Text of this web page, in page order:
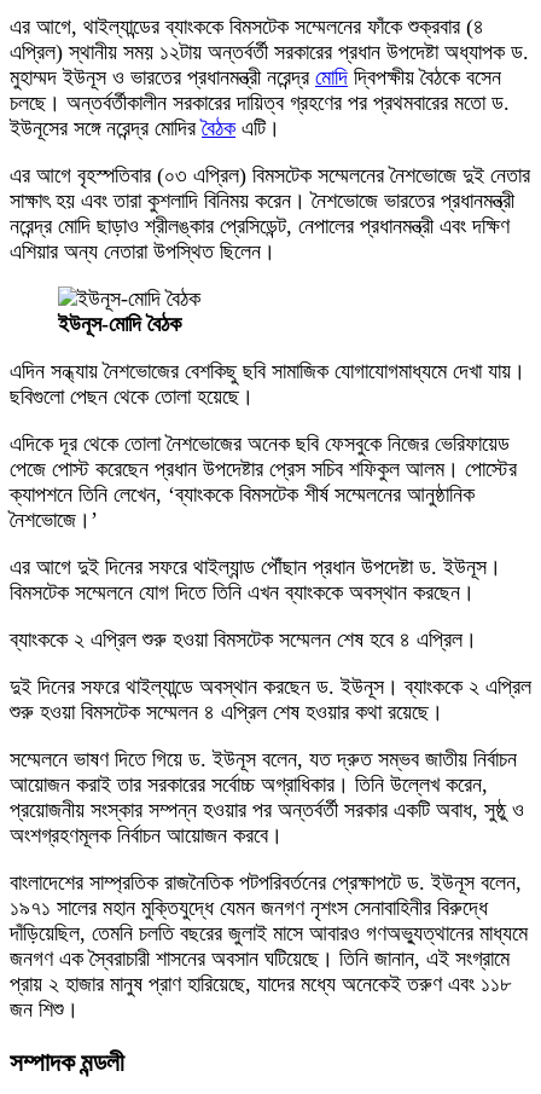
এর আগে, থাইল্যান্ডের ব্যাংককে বিমসটেক সম্মেলনের ফাঁকে শুক্রবার (৪
এপ্রিল) স্থানীয় সময় ১২টায় অন্তর্বর্তী সরকারের প্রধান উপদেষ্টা অধ্যাপক ড.
মুহাম্মদ ইউনূস ও ভারতের প্রধানমন্ত্রী নরেন্দ্র মোদি দ্বিপক্ষীয় বৈঠকে বসেন
চলছে। অন্তর্বর্তীকালীন সরকারের দায়িত্ব গ্রহণের পর প্রথমবারের মতো ড.
ইউনূসের সঙ্গে নরেন্দ্র মোদিরবৈঠকএটি।
এর আগে বৃহস্পতিবার (০৩ এপ্রিল) বিমসটেক সম্মেলনের নৈশভোজে দুই নেতার
সাক্ষাৎ হয় এবং তারা কুশলাদি বিনিময় করেন। নৈশভোজে ভারতের প্রধানমন্ত্রী
নরেন্দ্র মোদি ছাড়াও শ্রীলঙ্কার প্রেসিডেন্ট, নেপালের প্রধানমন্ত্রী এবং দক্ষিণ
এশিয়ার অন্য নেতারা উপস্থিত ছিলেন।
ইউনূস-মোদি বৈঠক
এদিন সন্ধ্যায় নৈশভোজের বেশকিছু ছবি সামাজিক যোগাযোগমাধ্যমে দেখা যায়।
ছবিগুলো পেছন থেকে তোলা হয়েছে।
এদিকে দূর থেকে তোলা নৈশভোজের অনেক ছবি ফেসবুকে নিজের ভেরিফায়েড
পেজে পোস্ট করেছেন প্রধান উপদেষ্টার প্রেস সচিব শফিকুল আলম। পোস্টের
ক্যাপশনে তিনি লেখেন, ‘ব্যাংককে বিমসটেক শীর্ষ সম্মেলনের আনুষ্ঠানিক
নৈশভোজে।’
এর আগে দুই দিনের সফরে থাইল্যান্ড পৌঁছান প্রধান উপদেষ্টা ড. ইউনূস।
বিমসটেক সম্মেলনে যোগ দিতে তিনি এখন ব্যাংককে অবস্থান করছেন।
ব্যাংককে ২ এপ্রিল শুরু হওয়া বিমসটেক সম্মেলন শেষ হবে ৪ এপ্রিল।
দুই দিনের সফরে থাইল্যান্ডে অবস্থান করছেন ড. ইউনূস। ব্যাংককে ২ এপ্রিল
শুরু হওয়া বিমসটেক সম্মেলন ৪ এপ্রিল শেষ হওয়ার কথা রয়েছে।
সম্মেলনে ভাষণ দিতে গিয়ে ড. ইউনূস বলেন, যত দ্রুত সম্ভব জাতীয় নির্বাচন
আয়োজন করাই তার সরকারের সর্বোচ্চ অগ্রাধিকার। তিনি উল্লেখ করেন,
প্রয়োজনীয় সংস্কার সম্পন্ন হওয়ার পর অন্তর্বর্তী সরকার একটি অবাধ, সুষ্ঠু ও
অংশগ্রহণমূলক নির্বাচন আয়োজন করবে।
বাংলাদেশের সাম্প্রতিক রাজনৈতিক পটপরিবর্তনের প্রেক্ষাপটে ড. ইউনূস বলেন,
১৯৭১ সালের মহান মুক্তিযুদ্ধে যেমন জনগণ নৃশংস সেনাবাহিনীর বিরুদ্ধে
দাঁড়িয়েছিল, তেমনি চলতি বছরের জুলাই মাসে আবারও গণঅভ্যুত্থানের মাধ্যমে
জনগণ এক স্বৈরাচারী শাসনের অবসান ঘটিয়েছে। তিনি জানান, এই সংগ্রামে
প্রায় ২ হাজার মানুষ প্রাণ হারিয়েছে, যাদের মধ্যে অনেকেই তরুণ এবং ১১৮
জন শিশু।
সম্পাদক মন্ডলী